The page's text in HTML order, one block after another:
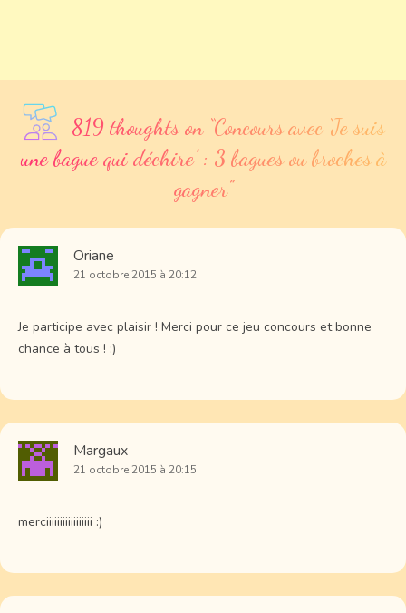
819 thoughts on “Concours avec ‘Je suis
une bague qui déchire’ : 3 bagues ou broches à
gagner”
Oriane
21 octobre 2015 à 20:12
Je participe avec plaisir ! Merci pour ce jeu concours et bonne
chance à tous ! :)
Margaux
21 octobre 2015 à 20:15
merciiiiiiiiiiiiiiiii :)